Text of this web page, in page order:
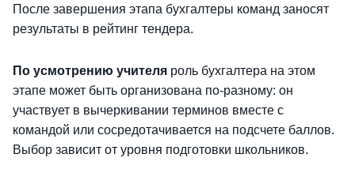
После завершения этапа бухгалтеры команд заносят
результаты в рейтинг тендера.
По усмотрению учителя роль бухгалтера на этом
этапе может быть организована по-разному: он
участвует в вычеркивании терминов вместе с
командой или сосредотачивается на подсчете баллов.
Выбор зависит от уровня подготовки школьников.